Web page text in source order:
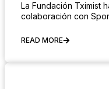
La Fundación Tximist
colaboración con
READ MORE